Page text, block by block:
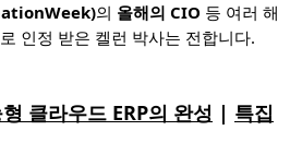
의 올해의 CIO 등 여러 해
인정 받은 켈런 박사는 전합니다.
클라우드 ERP의 완성 | 특집